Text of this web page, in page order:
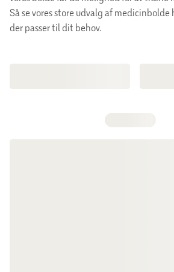
målrettet og effektivt. Så se vores
medicinbolde herunder og find en,